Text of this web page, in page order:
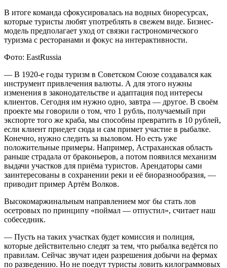
В итоге команда сфокусировалась на водных биоресурсах,
которые туристы любят употреблять в свежем виде. Бизнес-
модель предполагает уход от связки гастрономического
туризма с ресторанами и фокус на интерактивности.
Фото: EastRussia
— В 1920-е годы туризм в Советском Союзе создавался как
инструмент привлечения валюты. А для этого нужны
изменения в законодательстве и адаптация под интересы
клиентов. Сегодня им нужно одно, завтра — другое. В своём
проекте мы говорили о том, что 1 рубль, получаемый при
экспорте того же краба, мы способны превратить в 10 рублей,
если клиент приедет сюда и сам примет участие в рыбалке.
Конечно, нужно следить за выловом. Но есть уже
положительные примеры. Например, Астраханская область
раньше страдала от браконьеров, а потом появился механизм
выдачи участков для приёма туристов. Арендаторы сами
заинтересованы в сохранении реки и её биоразнообразия, —
приводит пример Артём Волков.
Высокомаржинальным направлением мог бы стать лов
осетровых по принципу «поймал — отпустил», считает наш
собеседник.
— Пусть на таких участках будет комиссия и полиция,
которые действительно следят за тем, что рыбалка ведётся по
правилам. Сейчас звучат идеи разрешения добычи на фермах
по разведению. Но не поедут туристы ловить килограммовых